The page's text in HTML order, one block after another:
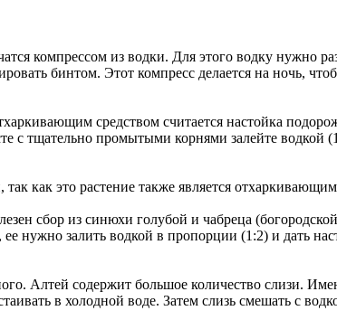
компрессом из водки. Для этого водку нужно
бинтом. Этот компресс делается на ночь,
средством считается настойка
тщательно промытыми корнями залейте водкой
как это растение также является
сбор из синюхи голубой и чабреца
нужно залить водкой в пропорции (1:2) и дать
Алтей содержит большое количество слизи.
в холодной воде. Затем слизь смешать с